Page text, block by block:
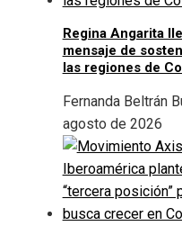
Regina Angarita
mensaje de
las regiones de
Fernanda Beltrán
agosto de 2026